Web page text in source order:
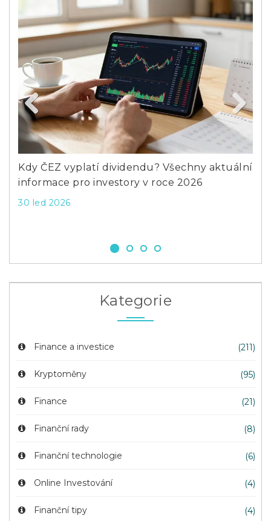
Kdy ČEZ vyplatí dividendu? Všechny aktuální
informace pro investory v roce 2026
30 led 2026
Previous Next
Kategorie
Finance a investice (211)
Kryptoměny (95)
Finance (21)
Finanční rady (8)
Finanční technologie (6)
Online Investování (4)
Finanční tipy (4)